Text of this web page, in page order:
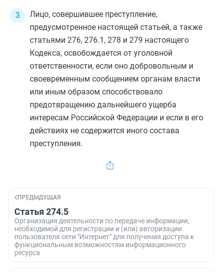
Лицо, совершившее преступление,
предусмотренное настоящей статьей, а также
статьями 276, 276.1 , 278 и 279 настоящего
Кодекса, освобождается от уголовной
ответственности, если оно добровольным и
своевременным сообщением органам власти
или иным образом способствовало
предотвращению дальнейшего ущерба
интересам Российской Федерации и если в его
действиях не содержится иного состава
преступления.
ПРЕДЫДУЩАЯ
Статья 274.5
Организация деятельности по передаче информации,
необходимой для регистрации и (или) авторизации
пользователя сети "Интернет" для получения доступа к
функциональным возможностям информационного
ресурса